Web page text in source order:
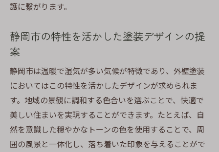
護に繋がります。
静岡市の特性を活かした塗装デザインの提
案
静岡市は温暖で湿気が多い気候が特徴であり、外壁塗装
においてはこの特性を活かしたデザインが求められま
す。地域の景観に調和する色合いを選ぶことで、快適で
美しい住まいを実現することができます。たとえば、自
然を意識した穏やかなトーンの色を使用することで、周
囲の風景と一体化し、落ち着いた印象を与えることがで